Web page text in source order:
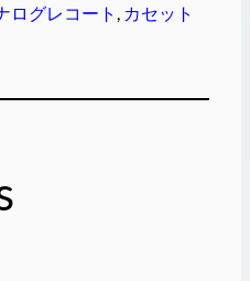
ログレコート
カセット